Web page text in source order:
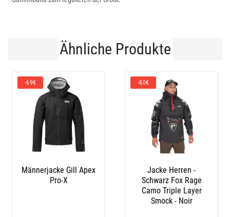
Ähnliche Produkte
Gill Apex
Jacke Herren -
Schwarz Fox Rage
Camo Triple Layer
Smock - Noir